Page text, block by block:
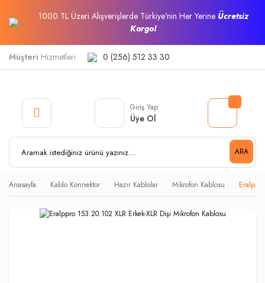
1000 TL Üzeri Alışverişlerde Türkiye'nin Her Yerine Ücretsiz
Kargo!
Müşteri Hizmetleri 0 (256) 512 33 30
ARA
Giriş Yap
Üye Ol
Anasayfa Kablo Konnektor Hazır Kablolar Mikrofon Kablosu